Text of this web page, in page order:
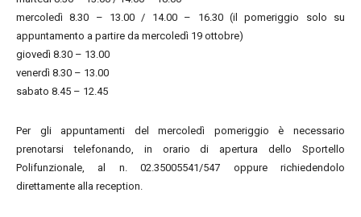
mercoledì 8.30 – 13.00 / 14.00 – 16.30 (il pomeriggio solo su
appuntamento a partire da mercoledì 19 ottobre)
giovedì 8.30 – 13.00
venerdì 8.30 – 13.00
sabato 8.45 – 12.45
Per gli appuntamenti del mercoledì pomeriggio è necessario
prenotarsi telefonando, in orario di apertura dello Sportello
Polifunzionale, al n. 02.35005541/547 oppure richiedendolo
direttamente alla reception.